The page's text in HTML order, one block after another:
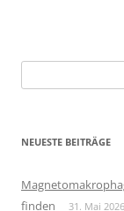
nach:
NEUESTE BEITRÄGE
finden
31. Mai 2026